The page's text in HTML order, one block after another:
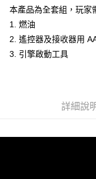
郵局
每筆NT$30，滿
新竹物流
本產品為全套組，玩家
1. 燃油
2. 遙控器及接收器用
3. 引擎啟動工具
詳細說